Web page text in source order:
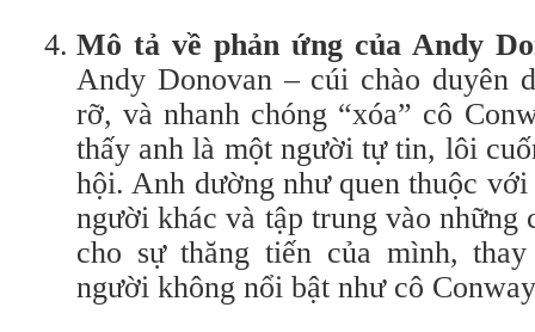
Mô tả về phản ứng của Andy
Andy Donovan – cúi chào duyên
rỡ, và nhanh chóng “xóa” cô
thấy anh là một người tự tin, lôi
hội. Anh dường như quen thuộc
người khác và tập trung vào
cho sự thăng tiến của mình,
người không nổi bật như cô